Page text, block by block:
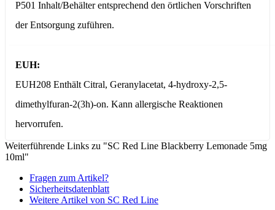
P501 Inhalt/Behälter entsprechend den örtlichen Vorschriften
der Entsorgung zuführen.
EUH:
EUH208 Enthält Citral, Geranylacetat, 4-hydroxy-2,5-
dimethylfuran-2(3h)-on. Kann allergische Reaktionen
hervorrufen.
Weiterführende Links zu "SC Red Line Blackberry Lemonade 5mg
10ml"
Fragen zum Artikel?
Sicherheitsdatenblatt
Weitere Artikel von SC Red Line